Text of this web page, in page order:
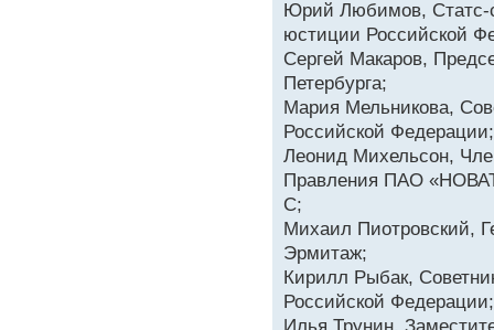
Юрий Любимов, Статс-
юстиции Российской
Сергей Макаров,
Петербурга;
Мария Мельникова,
Российской Федерации;
Леонид Михельсон,
Правления ПАО
C;
Михаил Пиотровский,
Эрмитаж;
Кирилл Рыбак,
Российской Федерации;